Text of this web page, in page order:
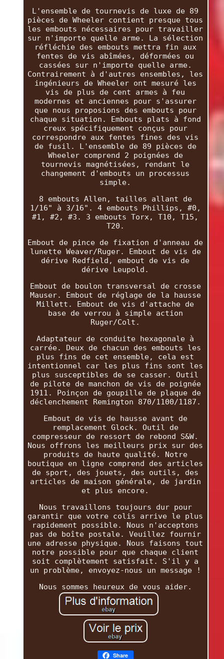
L'ensemble de tournevis de luxe de 89
pièces de Wheeler contient presque tous
les embouts nécessaires pour travailler
sur n'importe quelle arme. La sélection
réfléchie des embouts mettra fin aux
fentes de vis abîmées, déformées ou
cassées sur n'importe quelle arme.
Contrairement à d'autres ensembles, les
ingénieurs de Wheeler ont mesuré les
vis de plus de cent armes à feu
modernes et anciennes pour s'assurer
que nous proposions des embouts pour
chaque situation. Embouts plats à fond
creux spécifiquement conçus pour
correspondre aux fentes fines des vis
de fusil. L'ensemble de 89 pièces de
Wheeler comprend 2 poignées de
tournevis magnétisées, rendant le
changement d'embouts un processus
simple.
8 embouts Allen, tailles allant de
1/16" à 3/16". 4 embouts Phillips, #0,
#1, #2, #3. 3 embouts Torx, T10, T15,
T20.
Embout de pince de fixation d'anneau de
lunette Weaver/Ruger. Embout de vis de
dérive Redfield, embout de vis de
dérive Leupold.
Embout de boulon transversal de crosse
Mauser. Embout de réglage de la hausse
Millett. Embout de vis d'attache de
base de verrou à simple action
Ruger/Colt.
Adaptateur de conduite hexagonale à
carrée. Deux de chacun des embouts les
plus fins de cet ensemble, cela est
intentionnel car les plus fins sont les
plus susceptibles de se casser. Outil
de pilote de manchon de vis de poignée
1911. Poinçon de goupille de plaque de
déclenchement Remington 870/1100/1187.
Embout de vis de hausse avant de
remplacement Glock. Outil de
compresseur de ressort de rebond S&W.
Nous offrons les meilleurs prix sur des
produits de haute qualité. Notre
boutique en ligne comprend des articles
de sport, des jouets, des outils, des
articles de maison générale, de jardin
et plus encore.
Nous travaillons toujours dur pour
garantir que votre colis arrive le plus
rapidement possible. Nous n'acceptons
pas de boîte postale. Veuillez fournir
une adresse physique. Nous faisons tout
notre possible pour que chaque client
soit complètement satisfait. S'il y a
un problème, envoyez-nous un message !
Nous sommes heureux de vous aider.
Share